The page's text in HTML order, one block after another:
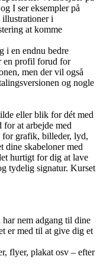
I ser eksempler på
illustrationer i
at komme
i en endnu bedre
en profil forud for
men der vil også
og nogle
eller blik for dét med
at arbejde med
for grafik, billeder, lyd,
dine skabeloner med
hurtigt for dig at lave
tydelig signatur. Kurset
nem adgang til dine
er med til at give dig et
flyer, plakat osv – efter